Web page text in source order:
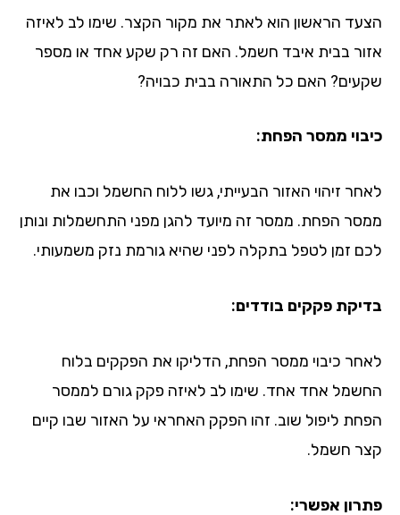
הראשון הוא לאתר את מקור הקצר. שימו לב לאיזה
בבית איבד חשמל. האם זה רק שקע אחד או מספר
האם כל התאורה בבית כבויה?
ממסר הפחת:
זיהוי האזור הבעייתי, גשו ללוח החשמל וכבו את
הפחת. ממסר זה מיועד להגן מפני התחשמלות ונותן
זמן לטפל בתקלה לפני שהיא גורמת נזק משמעותי.
פקקים בודדים:
כיבוי ממסר הפחת, הדליקו את הפקקים בלוח
אחד אחד. שימו לב לאיזה פקק גורם לממסר
ליפול שוב. זהו הפקק האחראי על האזור שבו קיים
חשמל.
אפשרי: